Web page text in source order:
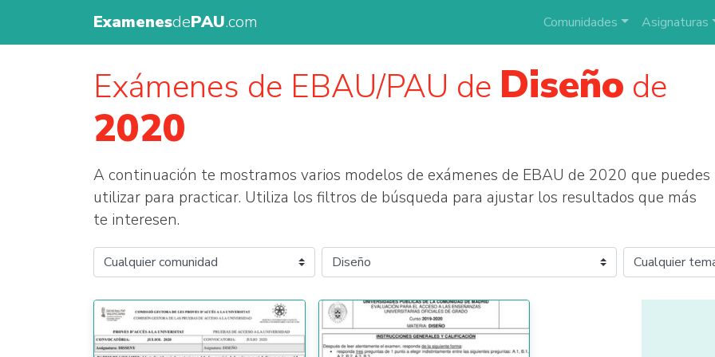
ExamenesdePAU.com Comunidades Asignaturas
Exámenes de EBAU/PAU de Diseño de
2020
A continuación te mostramos varios modelos de exámenes de EBAU de 2020 que puedes
utilizar para practicar. Utiliza los filtros de búsqueda para ajustar los resultados que más
te interesen.